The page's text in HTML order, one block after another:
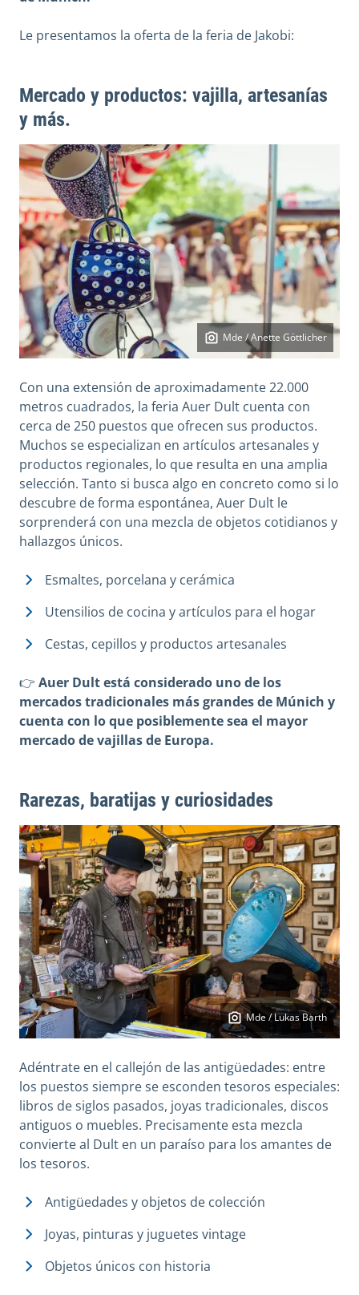
Le presentamos la oferta de la feria de Jakobi:
Mercado y productos: vajilla, artesanías
y más.
Mde / Anette Göttlicher
Con una extensión de aproximadamente 22.000
metros cuadrados, la feria Auer Dult cuenta con
cerca de 250 puestos que ofrecen sus productos.
Muchos se especializan en artículos artesanales y
productos regionales, lo que resulta en una amplia
selección. Tanto si busca algo en concreto como si lo
descubre de forma espontánea, Auer Dult le
sorprenderá con una mezcla de objetos cotidianos y
hallazgos únicos.
Esmaltes, porcelana y cerámica
Utensilios de cocina y artículos para el hogar
Cestas, cepillos y productos artesanales
👉 Auer Dult está considerado uno de los
mercados tradicionales más grandes de Múnich y
cuenta con lo que posiblemente sea el mayor
mercado de vajillas de Europa.
Rarezas, baratijas y curiosidades
Mde / Lukas Barth
Adéntrate en el callejón de las antigüedades: entre
los puestos siempre se esconden tesoros especiales:
libros de siglos pasados, joyas tradicionales, discos
antiguos o muebles. Precisamente esta mezcla
convierte al Dult en un paraíso para los amantes de
los tesoros.
Antigüedades y objetos de colección
Joyas, pinturas y juguetes vintage
Objetos únicos con historia